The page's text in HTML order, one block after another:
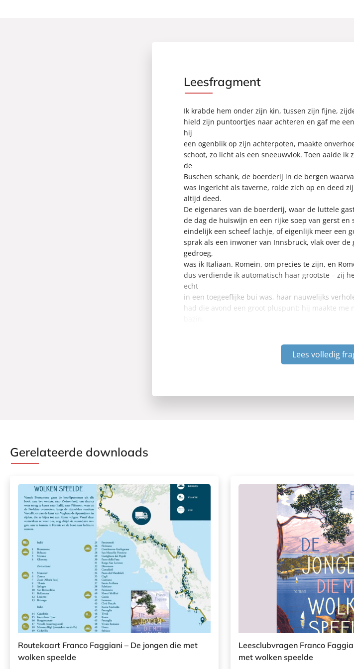
Leesfragment
Ik krabde hem onder zijn kin, tussen zijn fijne,
hield zijn puntoortjes naar achteren en gaf me
hij
een ogenblik op zijn achterpoten, maakte
schoot, zo licht als een sneeuwvlok. Toen aaide
de
Buschen schank, de boerderij in de bergen
was ingericht als taverne, rolde zich op en deed
altijd deed.
De eigenares van de boerderij, waar de luttele
de dag de huiswijn en een rijke soep van gerst en
eindelijk een scheef lachje, of eigenlijk meer een
sprak als een inwoner van Innsbruck, vlak over
gedroeg,
was ik Italiaan. Romein, om precies te zijn, en
dus verdiende ik automatisch haar grootste – zij
echt
in een toegeeflijke bui was, haar nauwelijks
had die avond een groot pluspunt: hij maakte me
Lees volledig
Gerelateerde downloads
Routekaart Franco Faggiani – De jongen die met
wolken speelde
Leesclubvragen Franco
met wolken speelde